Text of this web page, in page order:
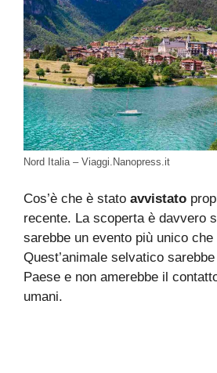
Nord Italia – Viaggi.Nanopress.it
Cos’è che è stato avvistato
recente. La scoperta è davvero
sarebbe un evento più unico che
Quest’animale selvatico
Paese e non amerebbe il
umani.